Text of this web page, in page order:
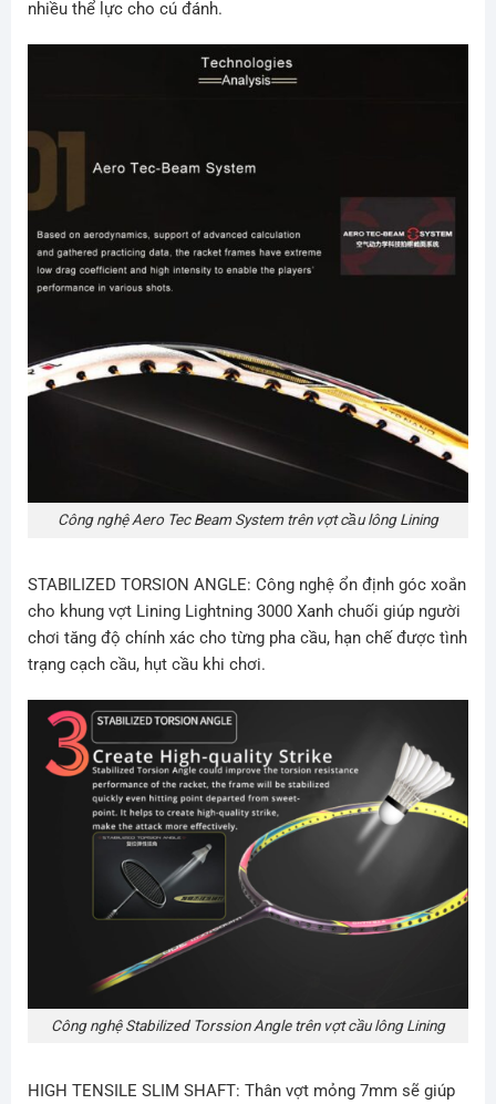
nhiều thể lực cho cú đánh.
Công nghệ Aero Tec Beam System trên vợt cầu lông Lining
STABILIZED TORSION ANGLE: Công nghệ ổn định góc xoắn
cho khung vợt Lining Lightning 3000 Xanh chuối giúp người
chơi tăng độ chính xác cho từng pha cầu, hạn chế được tình
trạng cạch cầu, hụt cầu khi chơi.
Công nghệ Stabilized Torssion Angle trên vợt cầu lông Lining
HIGH TENSILE SLIM SHAFT: Thân vợt mỏng 7mm sẽ giúp